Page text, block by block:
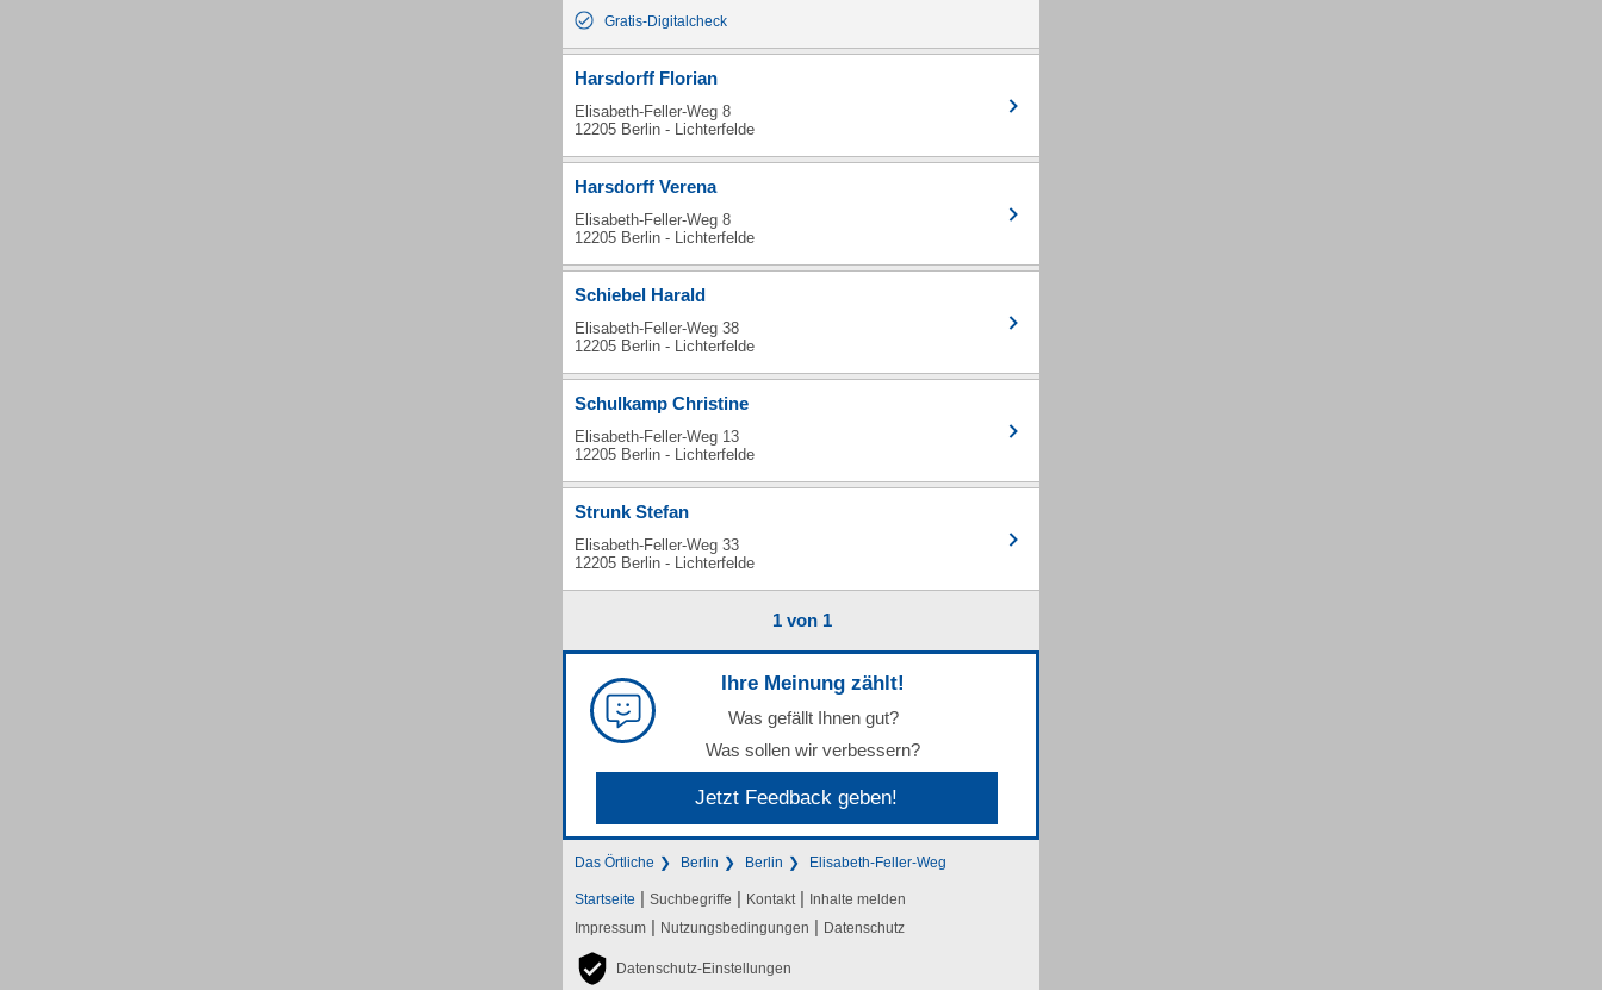
Gratis-Digitalcheck
Harsdorff Florian
Elisabeth-Feller-Weg 8
12205 Berlin - Lichterfelde
Harsdorff Verena
Elisabeth-Feller-Weg 8
12205 Berlin - Lichterfelde
Schiebel Harald
Elisabeth-Feller-Weg 38
12205 Berlin - Lichterfelde
Schulkamp Christine
Elisabeth-Feller-Weg 13
12205 Berlin - Lichterfelde
Strunk Stefan
Elisabeth-Feller-Weg 33
12205 Berlin - Lichterfelde
1 von 1
Ihre Meinung zählt!
Was gefällt Ihnen gut?
Was sollen wir verbessern?
Jetzt Feedback geben!
Das Örtliche Berlin Berlin Elisabeth-Feller-Weg
Startseite | Suchbegriffe | Kontakt | Inhalte melden
Impressum | Nutzungsbedingungen | Datenschutz
Datenschutz-Einstellungen